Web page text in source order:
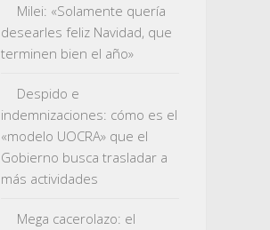
Milei: «Solamente quería
desearles feliz Navidad, que
terminen bien el año»
Despido e
indemnizaciones: cómo es el
«modelo UOCRA» que el
Gobierno busca trasladar a
más actividades
Mega cacerolazo: el